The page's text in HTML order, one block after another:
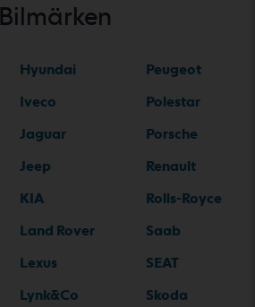
Bilmärken
Hyundai
Iveco
Jaguar
Jeep
KIA
Land Rover
Lexus
Lynk&Co
Peugeot
Polestar
Porsche
Renault
Rolls-Royce
Saab
SEAT
Skoda